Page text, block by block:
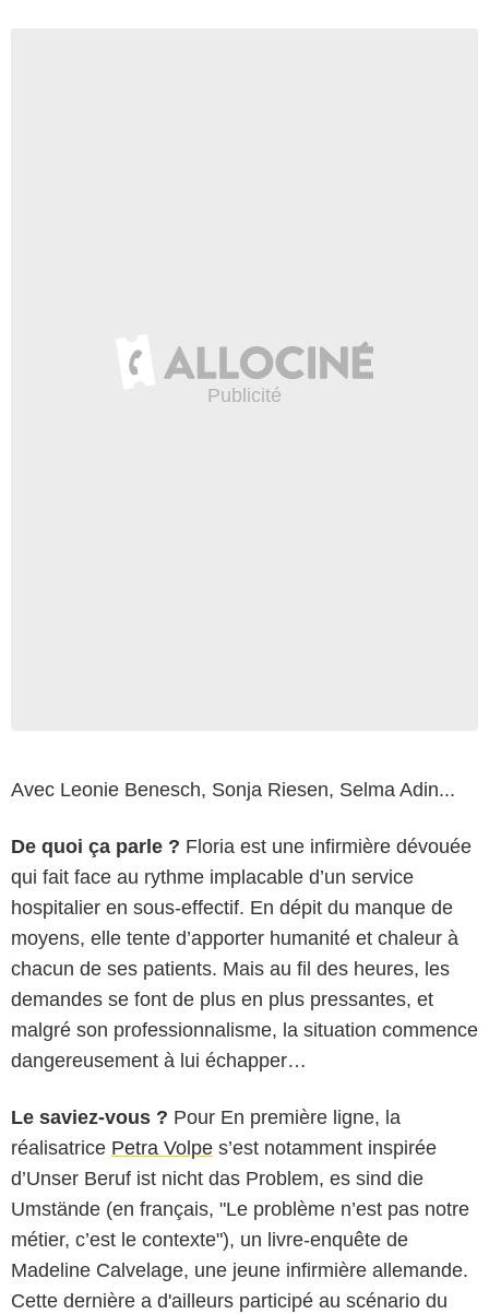
Avec Leonie Benesch, Sonja Riesen, Selma Adin...
De quoi ça parle ? Floria est une infirmière dévouée
qui fait face au rythme implacable d’un service
hospitalier en sous-effectif. En dépit du manque de
moyens, elle tente d’apporter humanité et chaleur à
chacun de ses patients. Mais au fil des heures, les
demandes se font de plus en plus pressantes, et
malgré son professionnalisme, la situation commence
dangereusement à lui échapper…
Le saviez-vous ? Pour En première ligne, la
réalisatrice Petra Volpe s’est notamment inspirée
d’Unser Beruf ist nicht das Problem, es sind die
Umstände (en français, "Le problème n’est pas notre
métier, c’est le contexte"), un livre-enquête de
Madeline Calvelage, une jeune infirmière allemande.
Cette dernière a d'ailleurs participé au scénario du